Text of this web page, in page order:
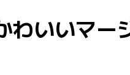
わいいマー